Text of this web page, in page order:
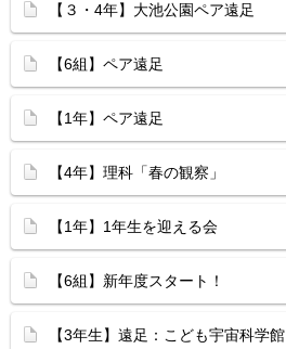
【３・4年】大池公園ペア遠足
【6組】ペア遠足
【1年】ペア遠足
【4年】理科「春の観察」
【1年】1年生を迎える会
【6組】新年度スタート！
【3年生】遠足：こども宇宙科学館